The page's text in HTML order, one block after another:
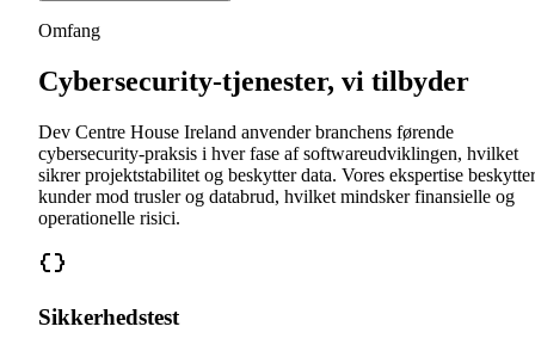
Omfang
Cybersecurity-tjenester, vi tilbyder
Dev Centre House Ireland anvender branchens førende
cybersecurity-praksis i hver fase af softwareudviklingen, hvilket
sikrer projektstabilitet og beskytter data. Vores ekspertise beskytter
kunder mod trusler og databrud, hvilket mindsker finansielle og
operationelle risici.
Sikkerhedstest